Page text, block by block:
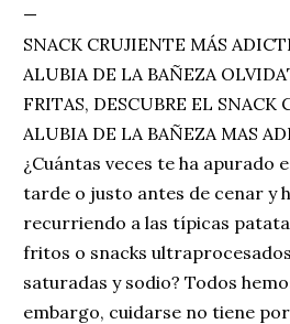
SNACK CRUJIENTE MÁS
ALUBIA DE LA BAÑEZA
FRITAS, DESCUBRE EL SNACK
ALUBIA DE LA BAÑEZA MAS
¿Cuántas veces te ha apurado
tarde o justo antes de cenar y
recurriendo a las típicas
fritos o snacks
saturadas y sodio? Todos
embargo, cuidarse no tiene